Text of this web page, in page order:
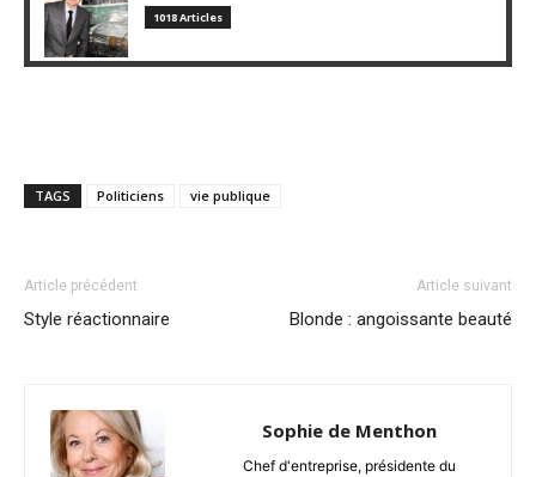
1018 Articles
TAGS Politiciens vie publique
Article précédent
Style réactionnaire
Article suivant
Blonde : angoissante beauté
Sophie de Menthon
Chef d'entreprise, présidente du